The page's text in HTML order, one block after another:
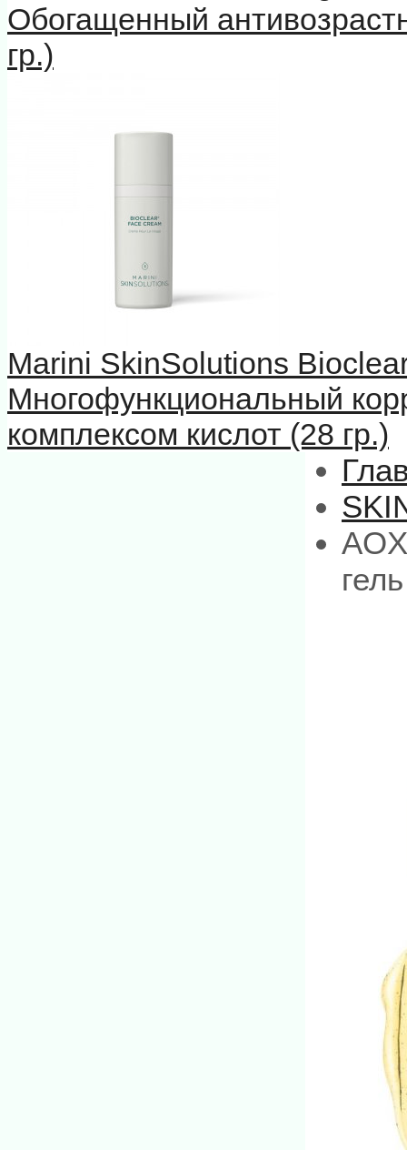
Обогащенный
гр.)
Marini SkinSolutions
Многофункциональный
комплексом кислот (28 гр.)